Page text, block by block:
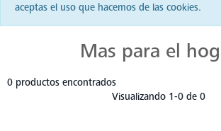
aceptas el uso que hacemos de las cookies.
Mas para el
0 productos encontrados
Visualizando 1-0 de 0